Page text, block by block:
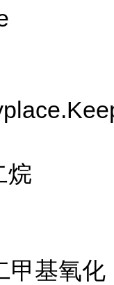
烷
甲基氧化